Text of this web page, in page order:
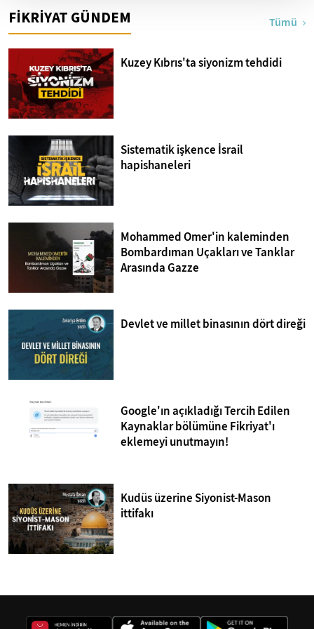
Ayetler Tefsiri
FİKRİYAT GÜNDEM Tümü
Kuzey Kıbrıs'ta siyonizm tehdidi
Sistematik işkence İsrail
hapishaneleri
Mohammed Omer'in kaleminden
Bombardıman Uçakları ve Tanklar
Arasında Gazze
Devlet ve millet binasının dört direği
Google'ın açıkladığı Tercih Edilen
Kaynaklar bölümüne Fikriyat'ı
eklemeyi unutmayın!
Kudüs üzerine Siyonist-Mason
ittifakı